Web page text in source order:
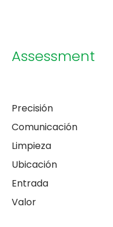
Assessment
Precisión
Comunicación
Limpieza
Ubicación
Entrada
Valor